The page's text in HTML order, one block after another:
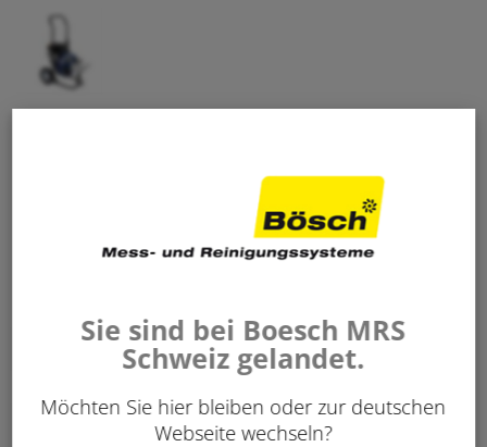
+ IN DEN WARENKORB
Sie sind bei Boesch MRS
Schweiz gelandet.
Möchten Sie hier bleiben oder zur deutschen
Webseite wechseln?